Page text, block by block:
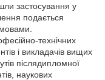
застосування у
подається
технічних
і викладачів вищих
післядипломної
наукових